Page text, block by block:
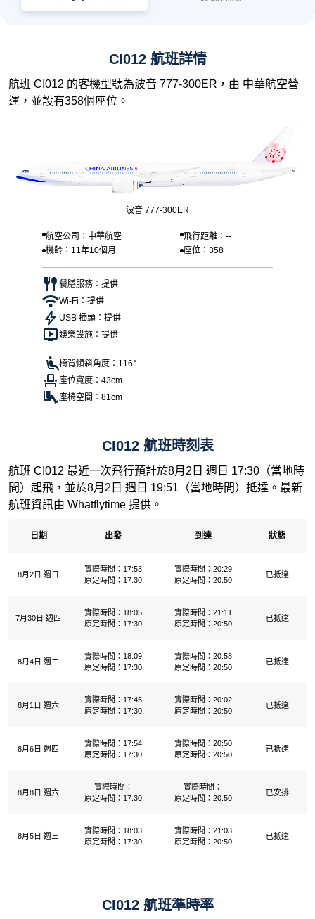
CI012 航班詳情
航班 CI012 的客機型號為波音 777-300ER，由 中華航空營
運，並設有358個座位。
波音 777-300ER
航空公司：中華航空
飛行距離：--
機齡：11年10個月
座位：358
餐膳服務：提供
Wi-Fi：提供
USB 插頭：提供
娛樂設施：提供
椅背傾斜角度：116°
座位寬度：43cm
座椅空間：81cm
CI012 航班時刻表
航班 CI012 最近一次飛行預計於8月2日 週日 17:30（當地時
間）起飛，並於8月2日 週日 19:51（當地時間）抵達。最新
航班資訊由 Whatflytime 提供。
日期 出發 到達 狀態
8月2日 週日
實際時間：17:53
原定時間：17:30
實際時間：20:29
原定時間：20:50
已抵達
7月30日 週四
實際時間：18:05
原定時間：17:30
實際時間：21:11
原定時間：20:50
已抵達
8月4日 週二
實際時間：18:09
原定時間：17:30
實際時間：20:58
原定時間：20:50
已抵達
8月1日 週六
實際時間：17:45
原定時間：17:30
實際時間：20:02
原定時間：20:50
已抵達
8月6日 週四
實際時間：17:54
原定時間：17:30
實際時間：20:50
原定時間：20:50
已抵達
8月8日 週六
實際時間：
原定時間：17:30
實際時間：
原定時間：20:50
已安排
8月5日 週三
實際時間：18:03
原定時間：17:30
實際時間：21:03
原定時間：20:50
已抵達
CI012 航班準時率